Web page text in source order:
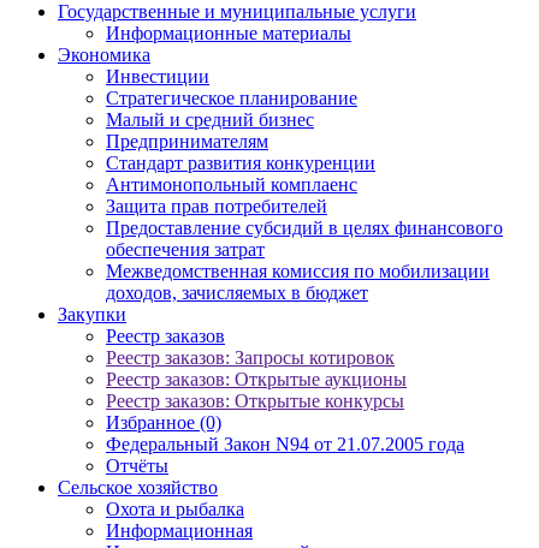
Государственные и муниципальные услуги
Информационные материалы
Экономика
Инвестиции
Стратегическое планирование
Малый и средний бизнес
Предпринимателям
Стандарт развития конкуренции
Антимонопольный комплаенс
Защита прав потребителей
Предоставление субсидий в целях финансового
обеспечения затрат
Межведомственная комиссия по мобилизации
доходов, зачисляемых в бюджет
Закупки
Реестр заказов
Реестр заказов: Запросы котировок
Реестр заказов: Открытые аукционы
Реестр заказов: Открытые конкурсы
Избранное (0)
Федеральный Закон N94 от 21.07.2005 года
Отчёты
Сельское хозяйство
Охота и рыбалка
Информационная